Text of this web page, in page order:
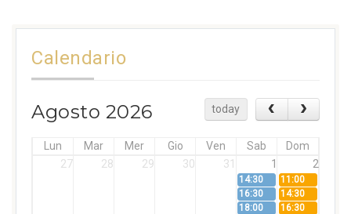
Calendario
Agosto 2026 today
Lun Mar Mer Gio Ven Sab
Dom
27
28 29 30 31 1 2
14:30
11:00
16:30
14:30
18:00
16:30